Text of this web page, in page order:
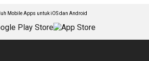
Mobile Apps untuk iOS dan Android